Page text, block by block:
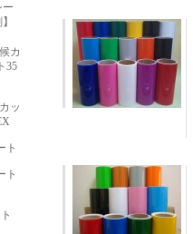
ー
カ
35
ッ
ト
ト